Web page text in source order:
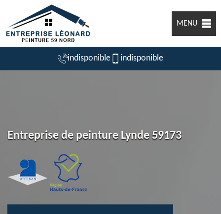
MENU
indisponible indisponible
Entreprise de peinture Lynde 59173